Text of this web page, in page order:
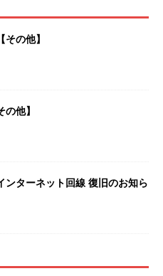
の他】
他】
ンターネット回線 復旧のお知ら